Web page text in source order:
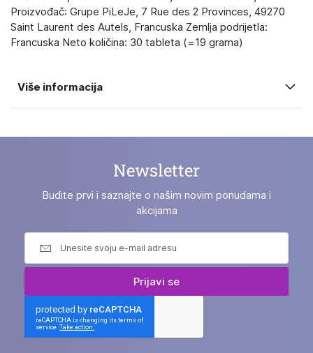
Proizvođač: Grupe PiLeJe, 7 Rue des 2 Provinces, 49270
Saint Laurent des Autels, Francuska Zemlja podrijetla:
Francuska Neto količina: 30 tableta (=19 grama)
Više informacija
Newsletter
Budite prvi i saznajte o našim novim ponudama i
akcijama
Prijavi se